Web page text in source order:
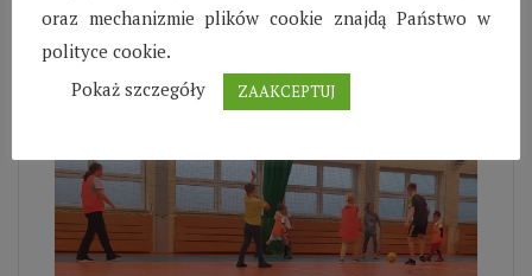
Łącznie w zajęciach piłkarskich uczestniczy ok.
18 osób.
oraz mechanizmie plików cookie znajdą Państwo w
polityce cookie.
Pokaż szczegóły
ZAAKCEPTUJ